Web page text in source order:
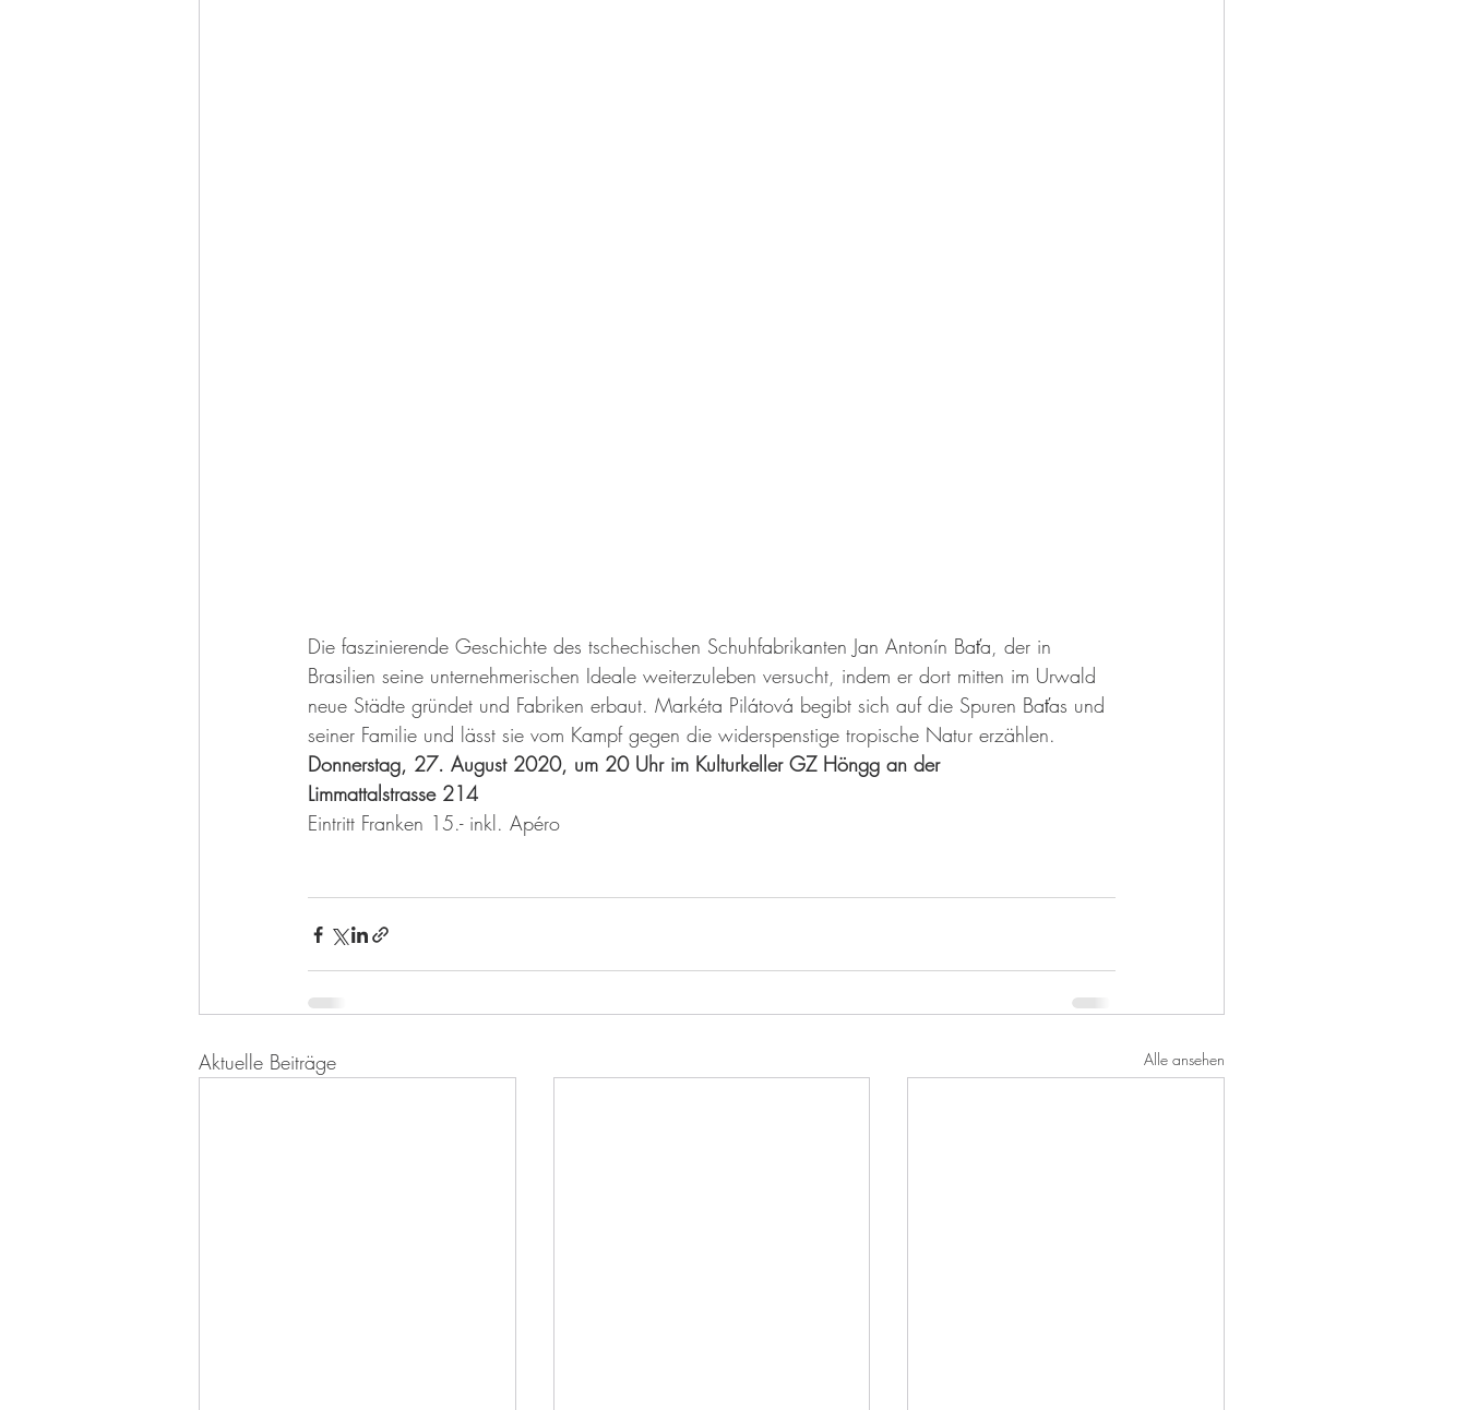
Die faszinierende Geschichte des tschechischen Schuhfabrikanten Jan Antonín Baťa, der in
Brasilien seine unternehmerischen Ideale weiterzuleben versucht, indem er dort mitten im Urwald
neue Städte gründet und Fabriken erbaut. Markéta Pilátová begibt sich auf die Spuren Baťas und
seiner Familie und lässt sie vom Kampf gegen die widerspenstige tropische Natur erzählen.
Donnerstag, 27. August 2020, um 20 Uhr im Kulturkeller GZ Höngg an der
Limmattalstrasse 214
Eintritt Franken 15.- inkl. Apéro
Aktuelle Beiträge Alle ansehen